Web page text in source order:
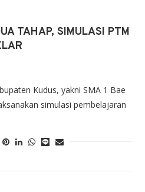
TAHAP, SIMULASI PTM
Kudus, yakni SMA 1 Bae
simulasi pembelajaran